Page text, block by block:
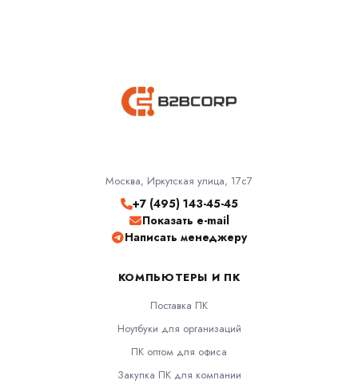
Москва, Иркутская улица, 17с7
+7 (495) 143-45-45
Показать e-mail
Написать менеджеру
КОМПЬЮТЕРЫ И ПК
Поставка ПК
Ноутбуки для организаций
ПК оптом для офиса
Закупка ПК для компании